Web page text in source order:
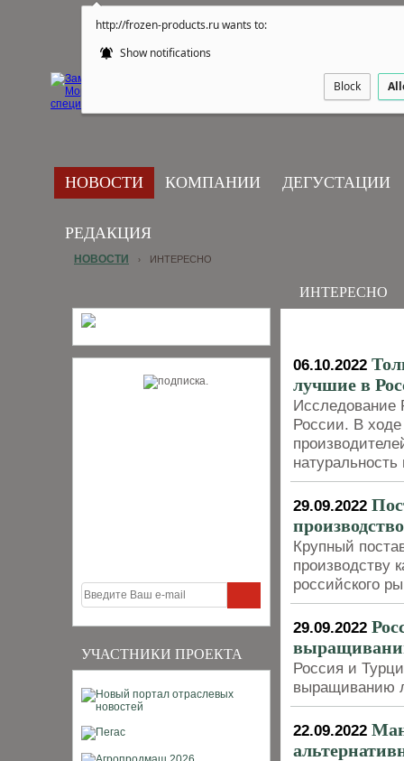
http://frozen-products.ru wants to:
Show notifications
Block
НОВОСТИ КОМПАНИИ ДЕГУСТАЦИИ
РЕДАКЦИЯ
УЧАСТНИКИ ПРОЕКТА
НОВОСТИ › ИНТЕРЕСНО
ИНТЕРЕСНО
06.10.2022
лучшие в
Исследование
России. В
натуральность
29.09.2022
Крупный
производству
российского
29.09.2022
Россия и
выращиванию
22.09.2022